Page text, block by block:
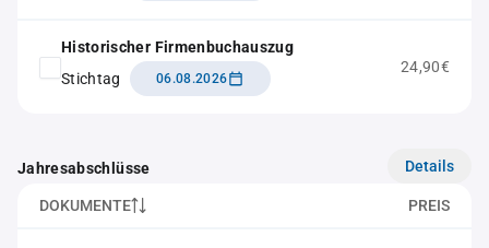
Historischer Firmenbuchauszug
Stichtag
06.08.2026
24,90€
Jahresabschlüsse Details
DOKUMENTE PREIS